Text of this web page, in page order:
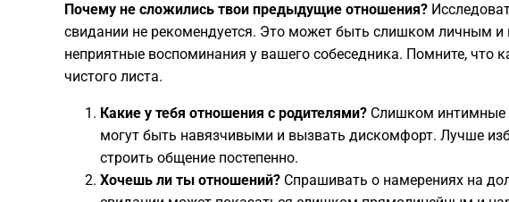
Почему не сложились твои предыдущие отношения?
свидании не рекомендуется. Это может быть слишком личным и
неприятные воспоминания у вашего собеседника. Помните, что
чистого листа.
Какие у тебя отношения с родителями? Слишком интимные
могут быть навязчивыми и вызвать дискомфорт. Лучше
строить общение постепенно.
Хочешь ли ты отношений? Спрашивать о намерениях на